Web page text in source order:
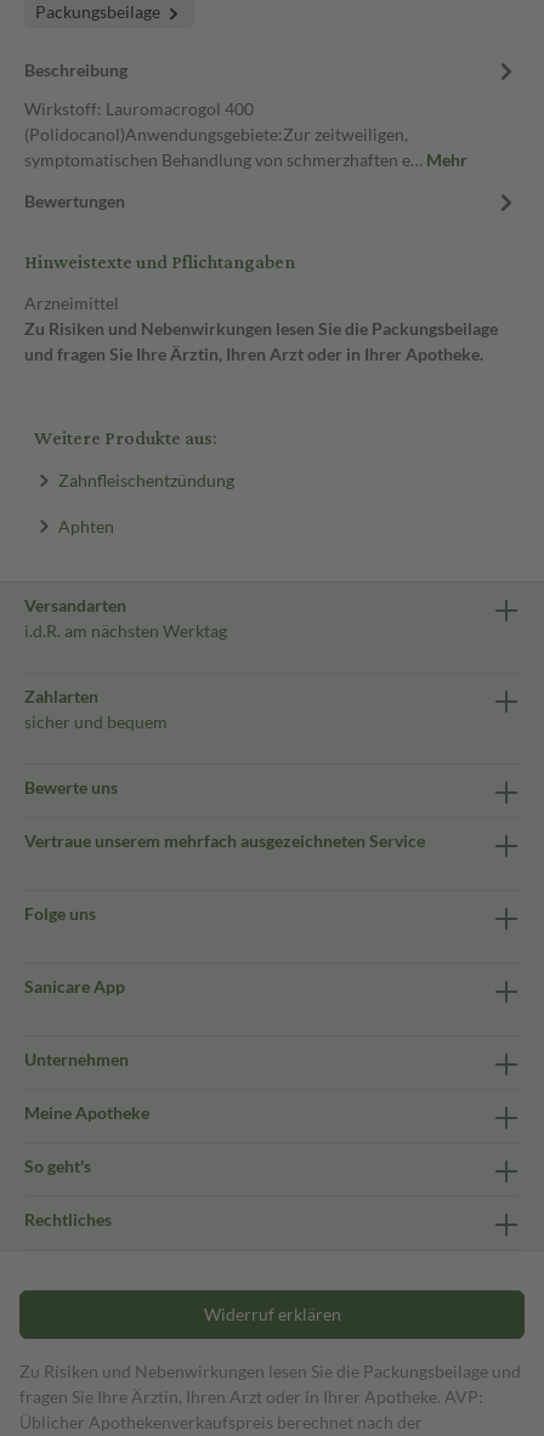
Packungsbeilage
Beschreibung
Wirkstoff: Lauromacrogol 400
(Polidocanol)Anwendungsgebiete:Zur zeitweiligen,
symptomatischen Behandlung von schmerzhaften e… Mehr
Bewertungen
Hinweistexte und Pflichtangaben
Arzneimittel
Zu Risiken und Nebenwirkungen lesen Sie die Packungsbeilage
und fragen Sie Ihre Ärztin, Ihren Arzt oder in Ihrer Apotheke.
Weitere Produkte aus:
Zahnfleischentzündung
Aphten
Versandarten
i.d.R. am nächsten Werktag
Zahlarten
sicher und bequem
Bewerte uns
Vertraue unserem mehrfach ausgezeichneten Service
Folge uns
Sanicare App
Unternehmen
Meine Apotheke
So geht's
Rechtliches
Widerruf erklären
Zu Risiken und Nebenwirkungen lesen Sie die Packungsbeilage und
fragen Sie Ihre Ärztin, Ihren Arzt oder in Ihrer Apotheke. AVP:
Üblicher Apothekenverkaufspreis berechnet nach der